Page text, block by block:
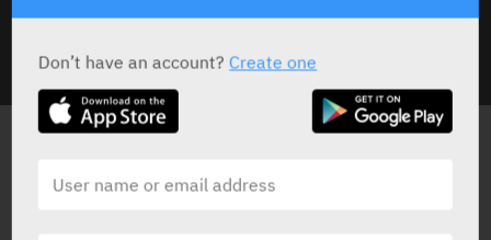
ALL THE NEWS ABOUTDAT-SPECT
Don’t have an account?Create one